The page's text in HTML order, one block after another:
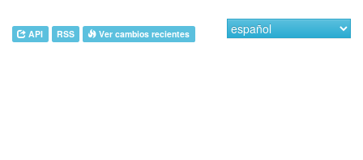
API RSS Ver cambios recientes